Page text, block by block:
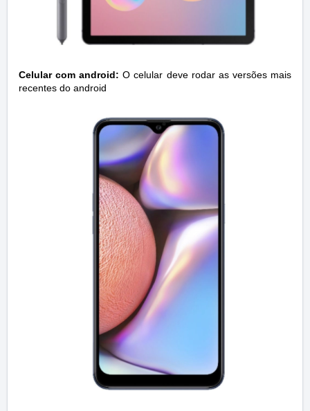
Celular com android:O celular deve rodar as versões mais
recentes do android